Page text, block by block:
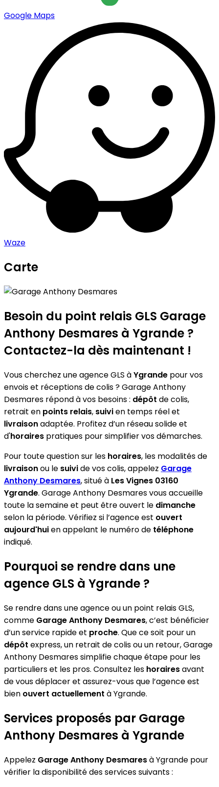
Google Maps
Waze
Carte
Garage Anthony Desmares
+
−
Besoin du point relais GLS Garage
Anthony Desmares à Ygrande ?
Contactez-la dès maintenant !
Vous cherchez une agence GLS àYgrande pour vos
envois et réceptions de colis ? Garage Anthony
Desmares répond à vos besoins : dépôt de colis,
retrait en points relais, suivien temps réel et
livraisonadaptée. Profitez d’un réseau solide et
d'horaires pratiques pour simplifier vos démarches.
Pour toute question sur les horaires, les modalités de
livraisonou le suivide vos colis, appelez Garage
Anthony Desmares, situé à Les Vignes 03160
Ygrande. Garage Anthony Desmares vous accueille
toute la semaine et peut être ouvert le dimanche
selon la période. Vérifiez si l’agence est ouvert
aujourd'huien appelant le numéro de téléphone
indiqué.
Pourquoi se rendre dans une
agence GLS à Ygrande ?
Se rendre dans une agence ou un point relais GLS,
comme Garage Anthony Desmares, c’est bénéficier
d’un service rapide et proche. Que ce soit pour un
dépôt express, un retrait de colis ou un retour, Garage
Anthony Desmares simplifie chaque étape pour les
particuliers et les pros. Consultez les horairesavant
de vous déplacer et assurez-vous que l’agence est
bien ouvert actuellement à Ygrande.
Services proposés par Garage
Anthony Desmares à Ygrande
Appelez Garage Anthony Desmaresà Ygrande pour
vérifier la disponibilité des services suivants :